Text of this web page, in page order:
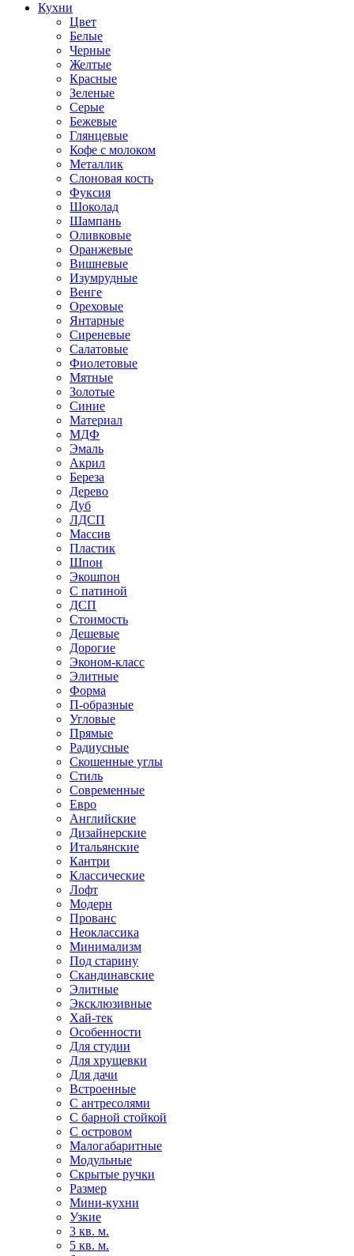
Кухни
Цвет
Белые
Черные
Желтые
Красные
Зеленые
Серые
Бежевые
Глянцевые
Кофе с молоком
Металлик
Слоновая кость
Фуксия
Шоколад
Шампань
Оливковые
Оранжевые
Вишневые
Изумрудные
Венге
Ореховые
Янтарные
Сиреневые
Салатовые
Фиолетовые
Мятные
Золотые
Синие
Материал
МДФ
Эмаль
Акрил
Береза
Дерево
Дуб
ЛДСП
Массив
Пластик
Шпон
Экошпон
С патиной
ДСП
Стоимость
Дешевые
Дорогие
Эконом-класс
Элитные
Форма
П-образные
Угловые
Прямые
Радиусные
Скошенные углы
Стиль
Современные
Евро
Английские
Дизайнерские
Итальянские
Кантри
Классические
Лофт
Модерн
Прованс
Неоклассика
Минимализм
Под старину
Скандинавские
Элитные
Эксклюзивные
Хай-тек
Особенности
Для студии
Для хрущевки
Для дачи
Встроенные
С антресолями
С барной стойкой
С островом
Малогабаритные
Модульные
Скрытые ручки
Размер
Мини-кухни
Узкие
3 кв. м.
5 кв. м.